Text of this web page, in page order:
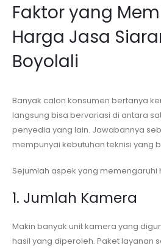
Faktor yang
Harga Jasa
Boyolali
Banyak calon konsumen bertanya
langsung bisa bervariasi di antara
penyedia yang lain. Jawabannya
mempunyai kebutuhan teknisi yang
Sejumlah aspek yang memengaruhi
1. Jumlah Kamera
Makin banyak unit kamera yang
hasil yang diperoleh. Paket layanan